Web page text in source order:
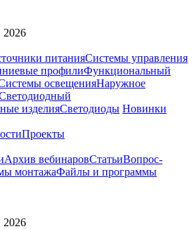
2026
питанияСистемы управления
профилиФункциональный
освещенияНаружное
изделияСветодиоды Новинки
Проекты
Архив вебинаровСтатьиВопрос-
монтажаФайлы и программы
2026